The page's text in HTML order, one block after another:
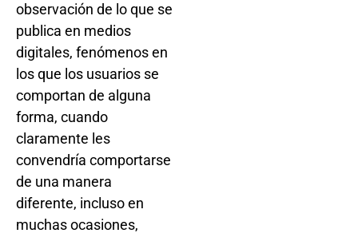
observación de lo que se
publica en medios
digitales, fenómenos en
los que los usuarios se
comportan de alguna
forma, cuando
claramente les
convendría comportarse
de una manera
diferente, incluso en
muchas ocasiones,